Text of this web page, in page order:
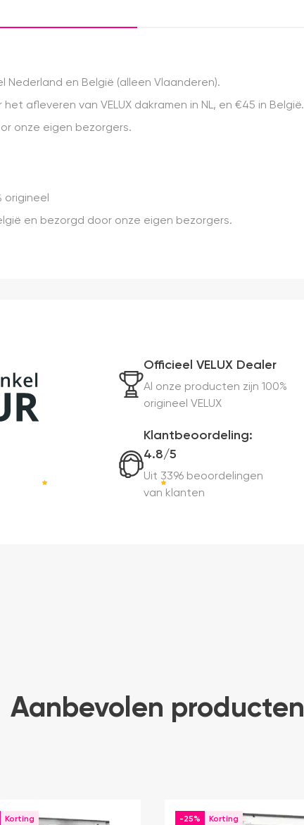
Nederland en België (alleen Vlaanderen).
afleveren van VELUX dakramen in NL, en €45 in België.
onze eigen bezorgers.
origineel
en bezorgd door onze eigen bezorgers.
Officieel VELUX Dealer
Al onze producten zijn 100%
origineel VELUX
Klantbeoordeling:
4.8/5
Uit 3396 beoordelingen
van klanten
Aanbevolen producten
-25%